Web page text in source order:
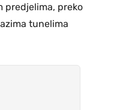
predjelima, preko
tunelima